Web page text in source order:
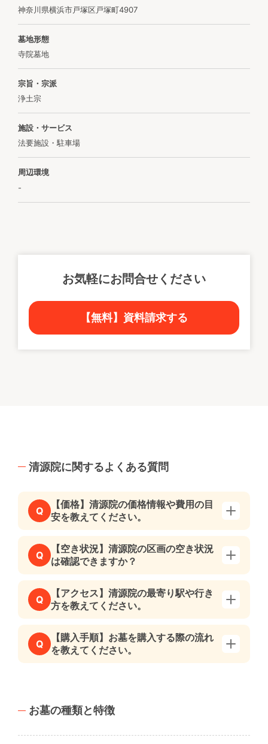
神奈川県横浜市戸塚区戸塚町4907
墓地形態
寺院墓地
宗旨・宗派
浄土宗
施設・サービス
法要施設・駐車場
周辺環境
-
お気軽にお問合せください
【無料】資料請求する
清源院に関するよくある質問
Q
【価格】清源院の価格情報や費用の目
安を教えてください。
Q
【空き状況】清源院の区画の空き状況
は確認できますか？
Q
【アクセス】清源院の最寄り駅や行き
方を教えてください。
Q
【購入手順】お墓を購入する際の流れ
を教えてください。
お墓の種類と特徴